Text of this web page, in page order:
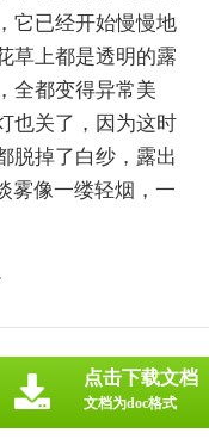
它已经开始慢慢地
草上都是透明的露
全都变得异常美
也关了，因为这时
脱掉了白纱，露出
雾像一缕轻烟，一
点击下载文档
文档为doc格式